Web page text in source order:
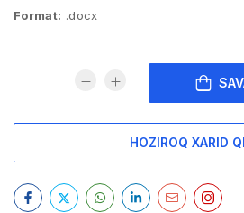
Format: .docx
HOZIROQ XARID